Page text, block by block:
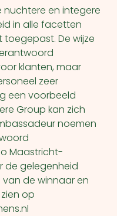
en integere
in alle facetten
De wijze
klanten, maar
zeer
een voorbeeld
Group kan zich
noemen
Maastricht-
de gelegenheid
de winnaar en
op